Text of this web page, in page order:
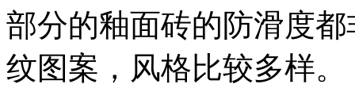
部分的釉面砖的防滑度
纹图案，风格比较多样